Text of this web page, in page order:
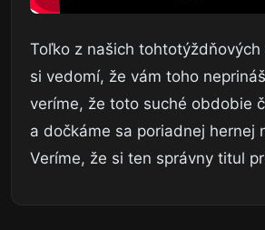
Toľko z našich tohtotýždňových
si vedomí, že vám toho
veríme, že toto suché obdobie
a dočkáme sa poriadnej hernej
Veríme, že si ten správny titul